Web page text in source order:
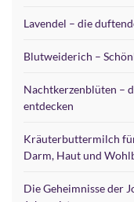
Lavendel – die
Blutweiderich –
Nachtkerzenblüten –
entdecken
Kräuterbuttermilch
Darm, Haut und
Die Geheimnisse der